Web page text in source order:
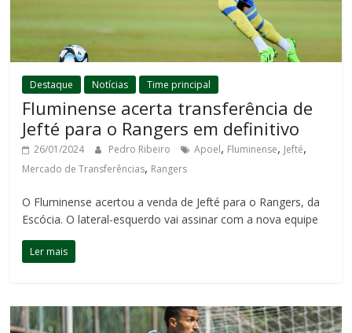
Destaque Notícias Time principal
Fluminense acerta transferência de
Jefté para o Rangers em definitivo
26/01/2024 Pedro Ribeiro Apoel, Fluminense, Jefté,
Mercado de Transferências, Rangers
O Fluminense acertou a venda de Jefté para o Rangers, da
Escócia. O lateral-esquerdo vai assinar com a nova equipe
Ler mais